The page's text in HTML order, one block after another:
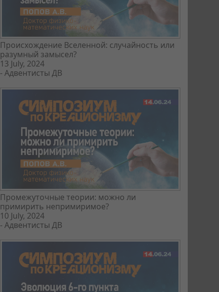
Происхождение Вселенной: случайность или
разумный замысел?
13 July, 2024
-Адвентисты ДВ
Промежуточные теории: можно ли
примирить непримиримое?
10 July, 2024
-Адвентисты ДВ